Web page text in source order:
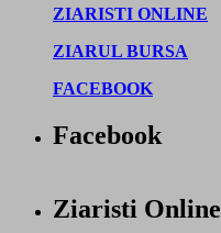
ZIARISTI ONLINE
ZIARUL BURSA
FACEBOOK
Facebook
Ziaristi Online